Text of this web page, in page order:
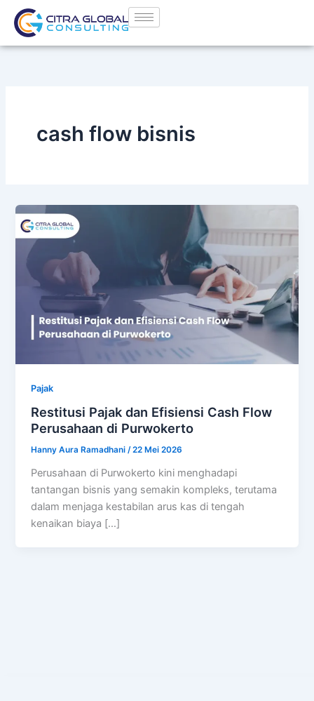
Lewati
konten
cash flow bisnis
Pajak
Restitusi Pajak dan Efisiensi Cash Flow
Perusahaan di Purwokerto
Hanny Aura Ramadhani/22 Mei 2026
Perusahaan di Purwokerto kini menghadapi
tantangan bisnis yang semakin kompleks, terutama
dalam menjaga kestabilan arus kas di tengah
kenaikan biaya […]